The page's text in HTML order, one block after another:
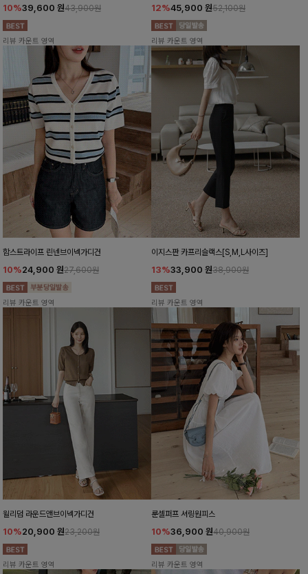
10%39,600 원43,900원
리뷰 카운트 영역
12%45,900 원52,100원
리뷰 카운트 영역
함스트라이프 린넨브이넥가디건
10%24,900 원27,600원
리뷰 카운트 영역
이지스판 카프리슬랙스[S,M,L사이즈]
13%33,900 원38,900원
리뷰 카운트 영역
윌리덤 라운드앤브이넥가디건
10%20,900 원23,200원
리뷰 카운트 영역
룬셀퍼프 셔링원피스
10%36,900 원40,900원
리뷰 카운트 영역